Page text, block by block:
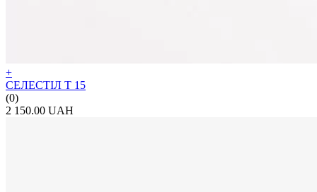
+
СЕЛЕСТІЛ Т 15
(0)
2 150.00 UAH